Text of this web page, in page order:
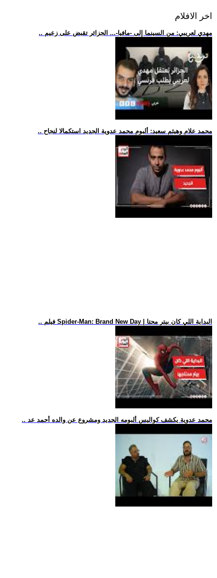
اخر الافلام
.. مهدي لعريبي: من السينما إلى -مافيا-... الجزائر تقبض على زعيم
.. محمد علام وهيثم سعيد: ألبوم محمد عدوية الجديد استكمالا لنجاح
.. فيلم Spider-Man: Brand New Day | البداية اللي كان بيتر محتا
.. محمد عدوية يكشف كواليس ألبومه الجديد ومشروع عن والده أحمد عد